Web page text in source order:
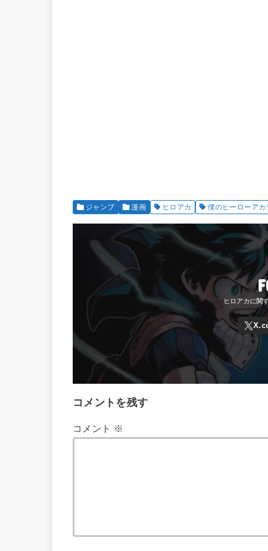
ジャンプ 漫画 ヒロアカ 僕のヒーローアカ
コメントを残す
コメント ※